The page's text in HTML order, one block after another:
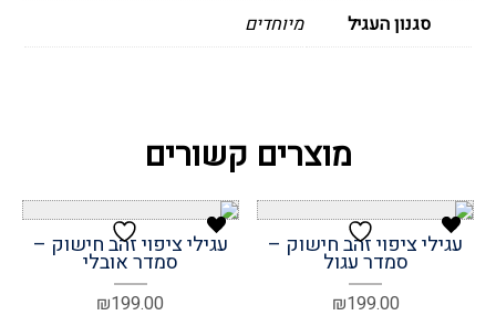
סגנון העגיל
מיוחדים
מוצרים קשורים
עגילי ציפוי זהב חישוק –
סמדר עגול
₪199.00
עגילי ציפוי זהב חישוק –
סמדר אובלי
₪199.00